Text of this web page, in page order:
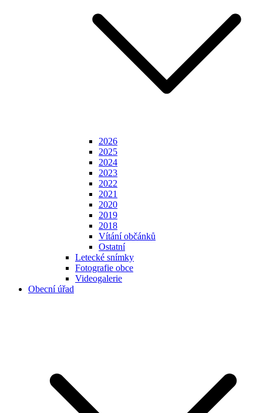
2026
2025
2024
2023
2022
2021
2020
2019
2018
Vítání občánků
Ostatní
Letecké snímky
Fotografie obce
Videogalerie
Obecní úřad